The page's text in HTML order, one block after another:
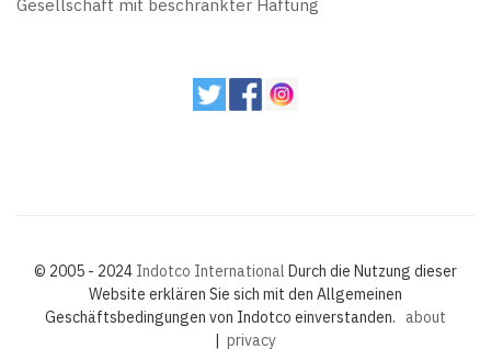
Gesellschaft mit beschränkter Haftung
© 2005 - 2024 Indotco International Durch die Nutzung dieser
Website erklären Sie sich mit den Allgemeinen
Geschäftsbedingungen von Indotco einverstanden. about
| privacy